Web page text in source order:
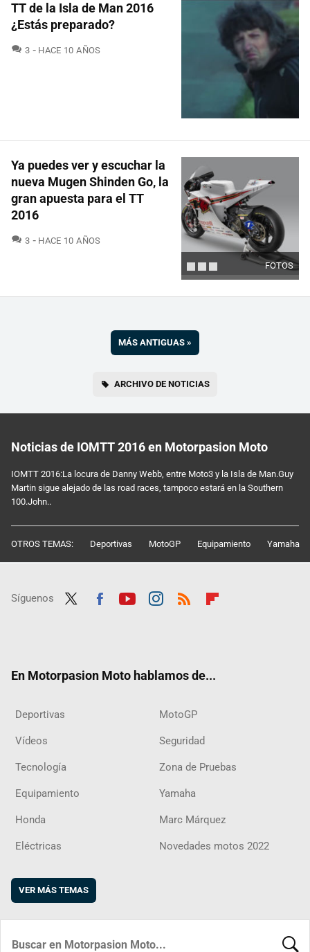
TT de la Isla de Man 2016
¿Estás preparado?
3 COMENTARIOS
HACE 10 AÑOS
FOTOS
Ya puedes ver y escuchar la
nueva Mugen Shinden Go, la
gran apuesta para el TT
2016
3 COMENTARIOS
HACE 10 AÑOS
MÁS ANTIGUAS »
ARCHIVO DE NOTICIAS
Noticias de IOMTT 2016 en Motorpasion Moto
IOMTT 2016:La locura de Danny Webb, entre Moto3 y la Isla de Man.Guy
Martin sigue alejado de las road races, tampoco estará en la Southern
100.John..
OTROS TEMAS: Deportivas MotoGP Equipamiento Yamaha
Síguenos
En Motorpasion Moto hablamos de...
Deportivas MotoGP
Vídeos Seguridad
Tecnología Zona de Pruebas
Equipamiento Yamaha
Honda Marc Márquez
Eléctricas Novedades motos 2022
VER MÁS TEMAS